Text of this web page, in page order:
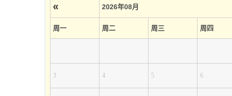
« 2026年08月
周一 周二 周三 周四
3 4 5 6